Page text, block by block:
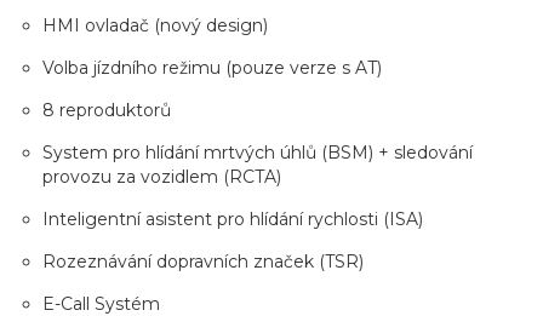
HMI ovladač (nový design)
Volba jízdního režimu (pouze verze s AT)
8 reproduktorů
System pro hlídání mrtvých úhlů (BSM) + sledování
provozu za vozidlem (RCTA)
Inteligentní asistent pro hlídání rychlosti (ISA)
Rozeznávání dopravních značek (TSR)
E-Call Systém